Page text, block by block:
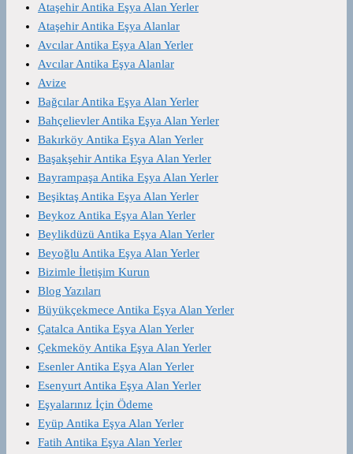
Ataşehir Antika Eşya Alan Yerler
Ataşehir Antika Eşya Alanlar
Avcılar Antika Eşya Alan Yerler
Avcılar Antika Eşya Alanlar
Avize
Bağcılar Antika Eşya Alan Yerler
Bahçelievler Antika Eşya Alan Yerler
Bakırköy Antika Eşya Alan Yerler
Başakşehir Antika Eşya Alan Yerler
Bayrampaşa Antika Eşya Alan Yerler
Beşiktaş Antika Eşya Alan Yerler
Beykoz Antika Eşya Alan Yerler
Beylikdüzü Antika Eşya Alan Yerler
Beyoğlu Antika Eşya Alan Yerler
Bizimle İletişim Kurun
Blog Yazıları
Büyükçekmece Antika Eşya Alan Yerler
Çatalca Antika Eşya Alan Yerler
Çekmeköy Antika Eşya Alan Yerler
Esenler Antika Eşya Alan Yerler
Esenyurt Antika Eşya Alan Yerler
Eşyalarınız İçin Ödeme
Eyüp Antika Eşya Alan Yerler
Fatih Antika Eşya Alan Yerler